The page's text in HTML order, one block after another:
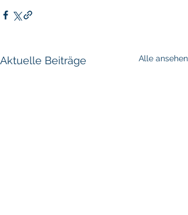
Aktuelle Beiträge Alle ansehen